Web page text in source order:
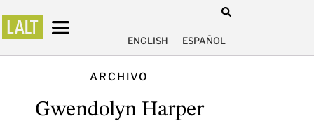
ENGLISH ESPAÑOL
ARCHIVO
Gwendolyn Harper